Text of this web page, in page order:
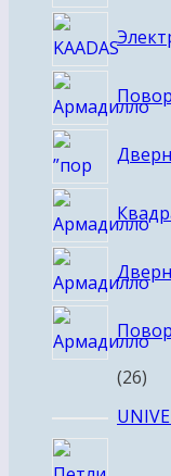
2626